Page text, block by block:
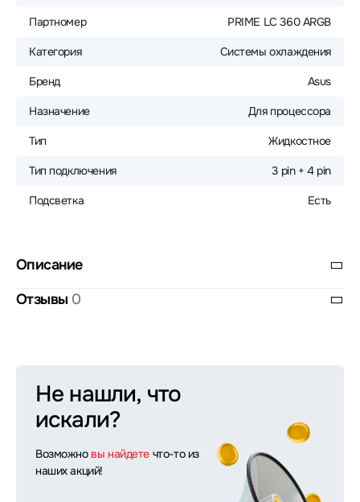
Партномер PRIME LC 360 ARGB
Категория Системы охлаждения
Бренд Asus
Назначение Для процессора
Тип Жидкостное
Тип подключения 3 pin + 4 pin
Подсветка Есть
Описание
Отзывы 0
Не нашли, что
искали?
Возможно вы найдете что-то из
наших акций!